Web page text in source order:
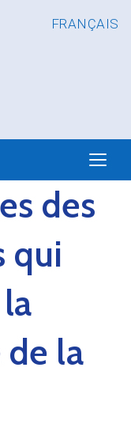
FRANÇAIS
des
qui
la